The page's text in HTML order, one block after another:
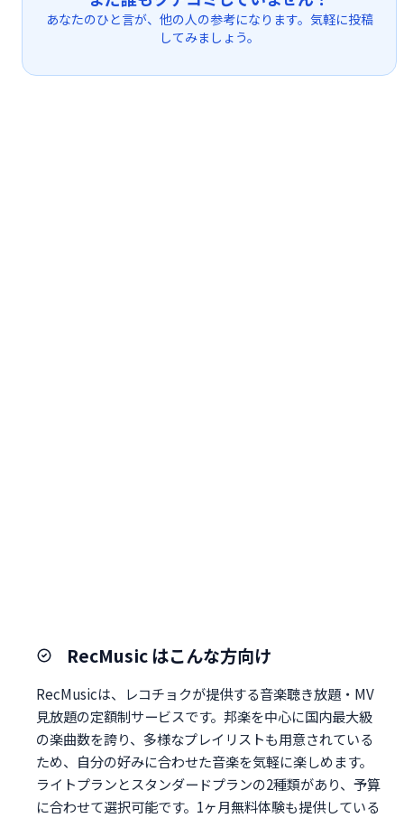
あなたのひと言が、他の人の参考になります。気軽に投稿
してみましょう。
RecMusic はこんな方向け
RecMusicは、レコチョクが提供する音楽聴き放題・MV
見放題の定額制サービスです。邦楽を中心に国内最大級
の楽曲数を誇り、多様なプレイリストも用意されている
ため、自分の好みに合わせた音楽を気軽に楽しめます。
ライトプランとスタンダードプランの2種類があり、予算
に合わせて選択可能です。1ヶ月無料体験も提供している